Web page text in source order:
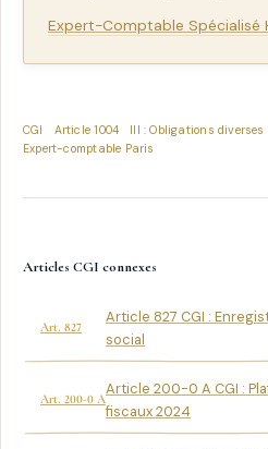
Expert-Comptable Spécialisé
CGI Article 1004 III : Obligations diverses
Expert-comptable Paris
Articles CGI connexes
Art. 827
Article 827 CGI :
social
Art. 200-0 A
Article 200-0 A CGI :
fiscaux 2024